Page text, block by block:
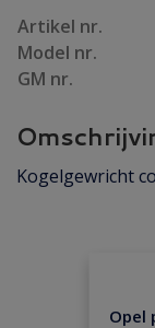
Elektrisch/
Emblemen/
Gebruikt(12)
Interieur/
Onderhoud
Artikel nr.
Model nr.
GM nr.
Kogelgewricht
Opel